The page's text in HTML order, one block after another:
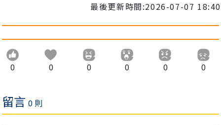
最後更新時間:2026-07-07 18:40
0 0 0 0 0 0